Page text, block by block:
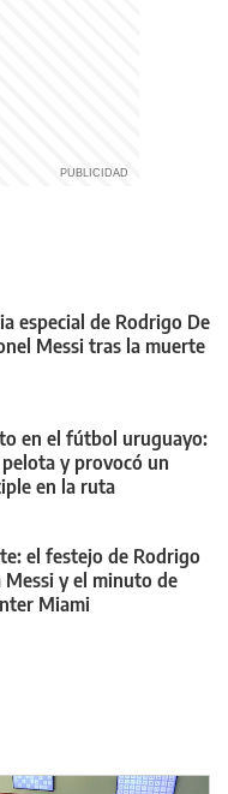
especial de Rodrigo De
Messi tras la muerte
en el fútbol uruguayo:
y provocó un
en la ruta
el festejo de Rodrigo
Messi y el minuto de
Miami